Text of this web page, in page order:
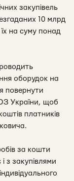
закупівель
10 млрд
на суму понад
оборудок на
повернути
України, щоб
платників
за кошти
з закупівлями